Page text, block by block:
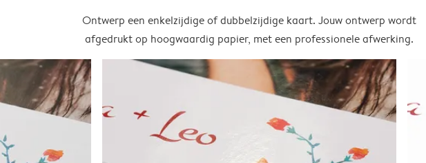
Ontwerp een enkelzijdige of dubbelzijdige kaart. Jouw ontwerp wordt
afgedrukt op hoogwaardig papier, met een professionele afwerking.